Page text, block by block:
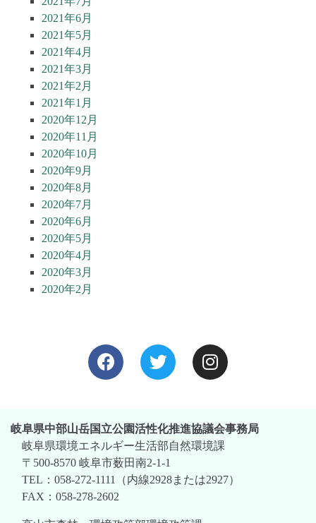
2021年6月
2021年5月
2021年4月
2021年3月
2021年2月
2021年1月
2020年12月
2020年11月
2020年10月
2020年9月
2020年8月
2020年7月
2020年6月
2020年5月
2020年4月
2020年3月
2020年2月
岐阜県中部山岳国立公園活性化推進協議会事務局
岐阜県環境エネルギー生活部自然環境課
〒500-8570 岐阜市薮田南2-1-1
TEL：058-272-1111（内線2928または2927）
FAX：058-278-2602